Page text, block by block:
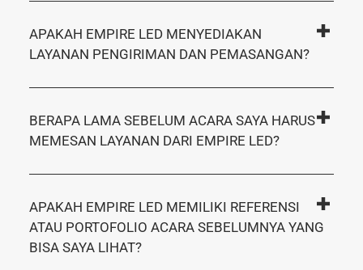
APAKAH EMPIRE LED MENYEDIAKAN
LAYANAN PENGIRIMAN DAN PEMASANGAN?
BERAPA LAMA SEBELUM ACARA SAYA HARUS
MEMESAN LAYANAN DARI EMPIRE LED?
APAKAH EMPIRE LED MEMILIKI REFERENSI
ATAU PORTOFOLIO ACARA SEBELUMNYA YANG
BISA SAYA LIHAT?